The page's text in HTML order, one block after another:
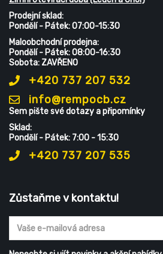
Prodejní sklad:
Pondělí - Pátek: 07:00-15:30
Maloobchodní prodejna:
Pondělí - Pátek: 08:00-16:30
Sobota: ZAVŘENO
+420 737 207 532
info@rempocb.cz
Sem pište své dotazy a připomínky
Sklad:
Pondělí - Pátek: 7:00 - 15:30
+420 737 207 535
Zůstaňme v kontaktu!